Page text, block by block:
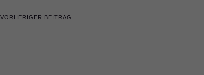
VORHERIGER BEITRAG